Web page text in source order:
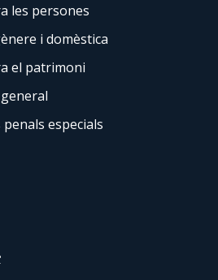
les persones
i domèstica
el patrimoni
especials